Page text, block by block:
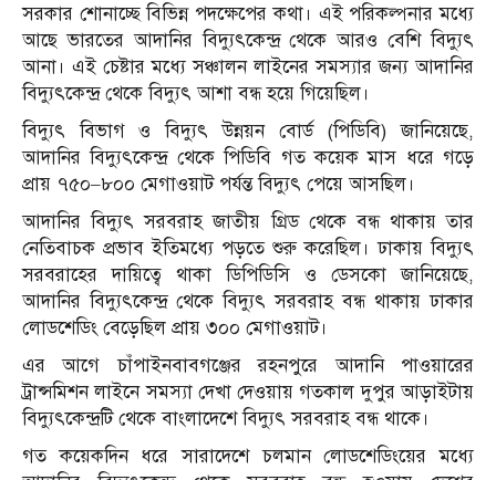
সরকার শোনাচ্ছে বিভিন্ন পদক্ষেপের কথা। এই পরিকল্পনার মধ্যে
আছে ভারতের আদানির বিদ্যুৎকেন্দ্র থেকে আরও বেশি বিদ্যুৎ
আনা। এই চেষ্টার মধ্যে সঞ্চালন লাইনের সমস্যার জন্য আদানির
বিদ্যুৎকেন্দ্র থেকে বিদ্যুৎ আশা বন্ধ হয়ে গিয়েছিল।
বিদ্যুৎ বিভাগ ও বিদ্যুৎ উন্নয়ন বোর্ড (পিডিবি) জানিয়েছে,
আদানির বিদ্যুৎকেন্দ্র থেকে পিডিবি গত কয়েক মাস ধরে গড়ে
প্রায় ৭৫০–৮০০ মেগাওয়াট পর্যন্ত বিদ্যুৎ পেয়ে আসছিল।
আদানির বিদ্যুৎ সরবরাহ জাতীয় গ্রিড থেকে বন্ধ থাকায় তার
নেতিবাচক প্রভাব ইতিমধ্যে পড়তে শুরু করেছিল। ঢাকায় বিদ্যুৎ
সরবরাহের দায়িত্বে থাকা ডিপিডিসি ও ডেসকো জানিয়েছে,
আদানির বিদ্যুৎকেন্দ্র থেকে বিদ্যুৎ সরবরাহ বন্ধ থাকায় ঢাকার
লোডশেডিং বেড়েছিল প্রায় ৩০০ মেগাওয়াট।
এর আগে চাঁপাইনবাবগঞ্জের রহনপুরে আদানি পাওয়ারের
ট্রান্সমিশন লাইনে সমস্যা দেখা দেওয়ায় গতকাল দুপুর আড়াইটায়
বিদ্যুৎকেন্দ্রটি থেকে বাংলাদেশে বিদ্যুৎ সরবরাহ বন্ধ থাকে।
গত কয়েকদিন ধরে সারাদেশে চলমান লোডশেডিংয়ের মধ্যে